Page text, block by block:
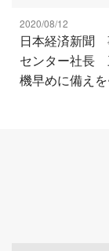
2020/08/12
日本経済新聞
センター社長
機早めに備え